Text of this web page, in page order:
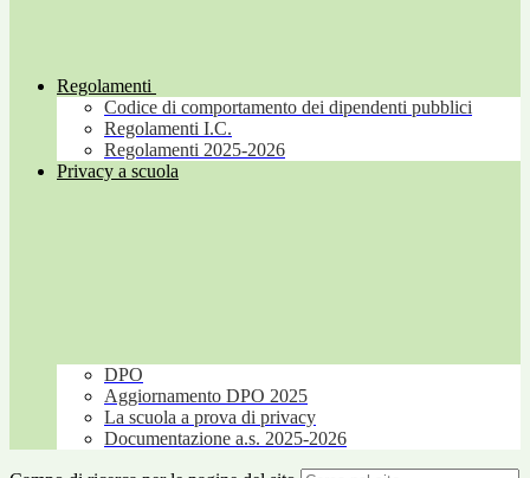
Regolamenti
Codice di comportamento dei dipendenti pubblici
Regolamenti I.C.
Regolamenti 2025-2026
Privacy a scuola
DPO
Aggiornamento DPO 2025
La scuola a prova di privacy
Documentazione a.s. 2025-2026